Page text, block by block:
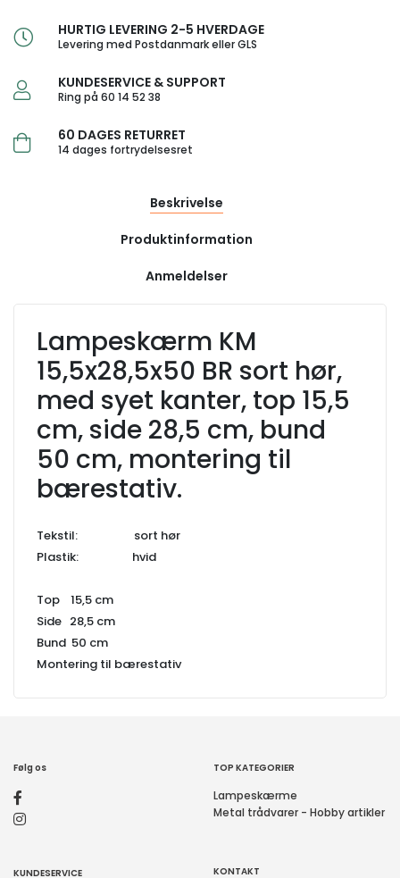
HURTIG LEVERING 2-5 HVERDAGE
Levering med Postdanmark eller GLS
KUNDESERVICE & SUPPORT
Ring på 60 14 52 38
60 DAGES RETURRET
14 dages fortrydelsesret
Beskrivelse
Produktinformation
Anmeldelser
Lampeskærm KM
15,5x28,5x50 BR sort hør,
med syet kanter, top 15,5
cm, side 28,5 cm, bund
50 cm, montering til
bærestativ.
Tekstil: sort hør
Plastik: hvid
Top 15,5 cm
Side 28,5 cm
Bund 50 cm
Montering til bærestativ
Følg os TOP KATEGORIER
Lampeskærme
Metal trådvarer - Hobby artikler
KUNDESERVICE KONTAKT